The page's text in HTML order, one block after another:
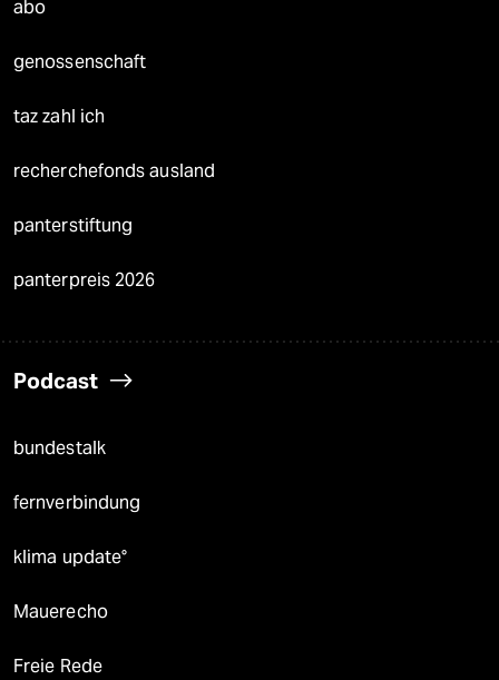
abo
genossenschaft
taz zahl ich
recherchefonds ausland
panterstiftung
panterpreis 2026
Podcast
bundestalk
fernverbindung
klima update°
Mauerecho
Freie Rede